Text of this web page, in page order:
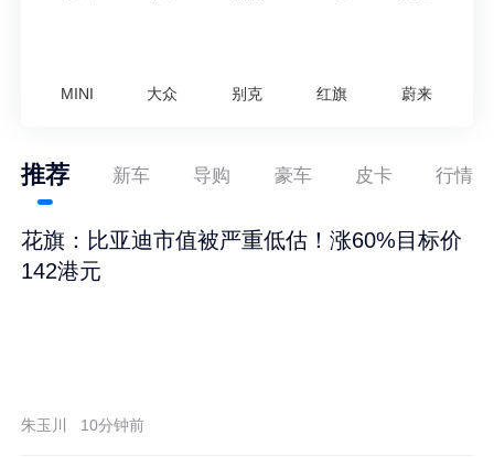
MINI 大众 别克 红旗 蔚来
推荐 新车 导购 豪车 皮卡 行情
花旗：比亚迪市值被严重低估！涨60%目标价
142港元
朱玉川 10分钟前